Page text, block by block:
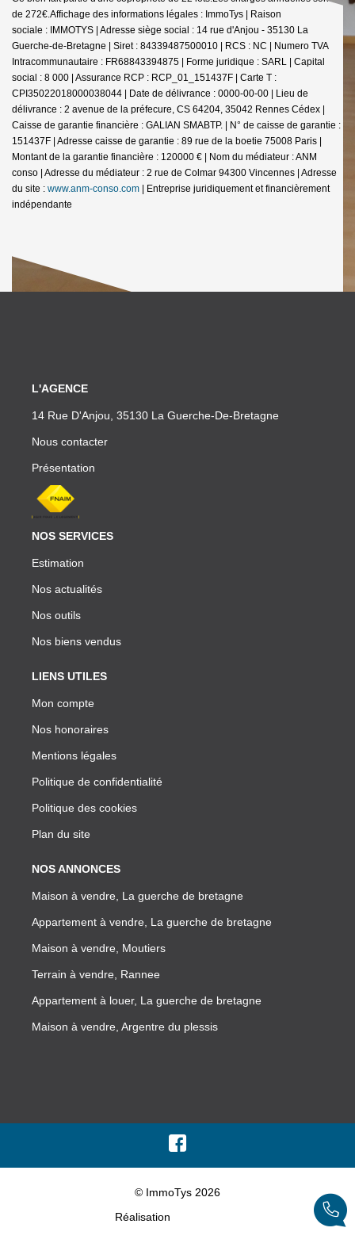
de 272€. Affichage des informations légales : ImmoTys | Raison
sociale : IMMOTYS | Adresse siège social : 14 rue d'Anjou - 35130 La
Guerche-de-Bretagne | Siret : 84339487500010 | RCS : NC | Numero TVA
Intracommunautaire : FR68843394875 | Forme juridique : SARL | Capital
social : 8 000 | Assurance RCP : RCP_01_151437F | Carte T :
CPI35022018000038044 | Date de délivrance : 0000-00-00 | Lieu de
délivrance : 2 avenue de la préfecure, CS 64204, 35042 Rennes Cédex |
Caisse de garantie financière : GALIAN SMABTP. | N° de caisse de garantie :
151437F | Adresse caisse de garantie : 89 rue de la boetie 75008 Paris |
Montant de la garantie financière : 120000 € | Nom du médiateur : ANM
conso | Adresse du médiateur : 2 rue de Colmar 94300 Vincennes | Adresse
du site : www.anm-conso.com | Entreprise juridiquement et financièrement
indépendante
L'AGENCE
14 Rue D'Anjou, 35130 La Guerche-De-Bretagne
Nous contacter
Présentation
NOS SERVICES
Estimation
Nos actualités
Nos outils
Nos biens vendus
LIENS UTILES
Mon compte
Nos honoraires
Mentions légales
Politique de confidentialité
Politique des cookies
Plan du site
NOS ANNONCES
Maison à vendre, La guerche de bretagne
Appartement à vendre, La guerche de bretagne
Maison à vendre, Moutiers
Terrain à vendre, Rannee
Appartement à louer, La guerche de bretagne
Maison à vendre, Argentre du plessis
© ImmoTys 2026
Réalisation